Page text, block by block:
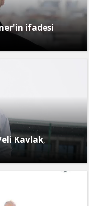
ifadesi
Kavlak,